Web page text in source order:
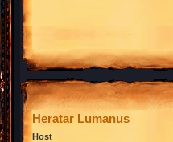
Heratar Lumanus
Host